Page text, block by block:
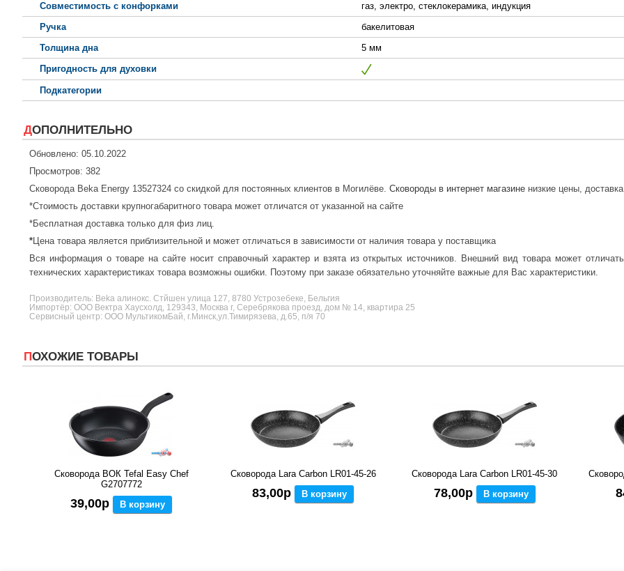
Совместимость с конфорками
газ, электро, стеклокерамика, индукция
Ручка
бакелитовая
Толщина дна
5 мм
Пригодность для духовки
Подкатегории
ДОПОЛНИТЕЛЬНО
Обновлено: 05.10.2022
Просмотров: 382
Сковорода Beka Energy 13527324 со скидкой для постоянных клиентов в Могилёве. Сковороды в интернет магазине низкие цены,
*Стоимость доставки крупногабаритного товара может отличатся от указанной на сайте
*Бесплатная доставка только для физ лиц.
*Цена товара является приблизительной и может отличаться в зависимости от наличия товара у поставщика
Вся информация о товаре на сайте носит справочный характер и взята из открытых источников. Внешний вид товара может
технических характеристиках товара возможны ошибки. Поэтому при заказе обязательно уточняйте важные для Вас характеристики.
Производитель: Beka алинокс. Стйшен улица 127, 8780 Устрозебеке, Бельгия
Импортёр: ООО Вектра Хаусхолд, 129343, Москва г, Серебрякова проезд, дом № 14, квартира 25
Сервисный центр: ООО МультикомБай, г.Минск,ул.Тимирязева, д.65, п/я 70
ПОХОЖИЕ ТОВАРЫ
Сковорода ВОК Tefal Easy Chef
G2707772
39,00р В корзину
Сковорода Lara Carbon LR01-45-26
83,00р В корзину
Сковорода Lara Carbon LR01-45-30
78,00р В корзину